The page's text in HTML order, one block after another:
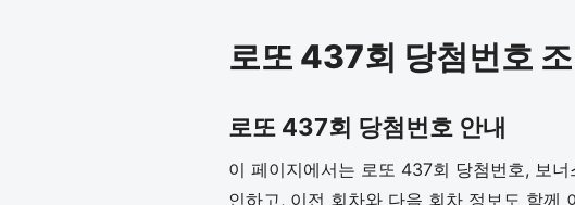
로또 437회 당첨번호
로또 437회 당첨번호 안내
이 페이지에서는 로또 437회 당첨번호, 보
인하고, 이전 회차와 다음 회차 정보도 함께